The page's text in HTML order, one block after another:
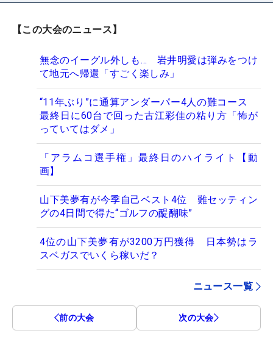
【この大会のニュース】
無念のイーグル外しも… 岩井明愛は弾みをつけ
て地元へ帰還「すごく楽しみ」
“11年ぶり”に通算アンダーパー4人の難コース
最終日に60台で回った古江彩佳の粘り方「怖が
っていてはダメ」
「アラムコ選手権」最終日のハイライト【動
画】
山下美夢有が今季自己ベスト4位 難セッティン
グの4日間で得た“ゴルフの醍醐味”
4位の山下美夢有が3200万円獲得 日本勢はラ
スベガスでいくら稼いだ？
ニュース一覧
前の大会 次の大会